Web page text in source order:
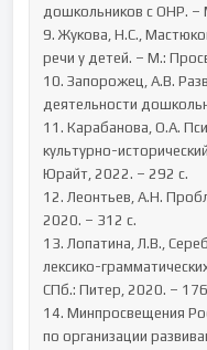
дошкольников с ОНР. –
9. Жукова, Н.С.,
речи у детей. – М.:
10. Запорожец, А.В.
деятельности
11. Карабанова, О.А.
культурно-
Юрайт, 2022. – 292 с.
12. Леонтьев, А.Н.
2020. – 312 с.
13. Лопатина, Л.В.,
лексико-
СПб.: Питер, 2020. – 176
14. Минпросвещения
по организации